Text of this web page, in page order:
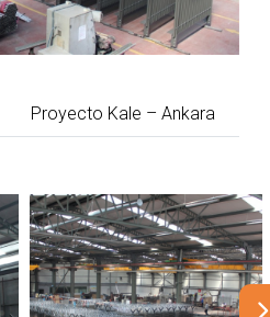
Proyecto Kale – Ankara